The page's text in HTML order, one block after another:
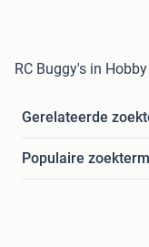
RC Buggy's in
Gerelateerde
Populaire